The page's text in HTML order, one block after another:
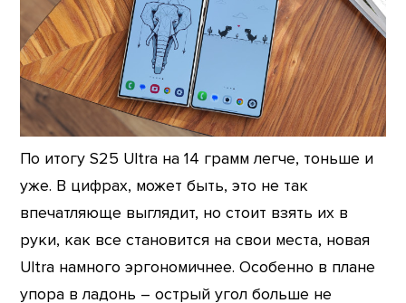
По итогу S25 Ultra на 14 грамм легче, тоньше и
уже. В цифрах, может быть, это не так
впечатляюще выглядит, но стоит взять их в
руки, как все становится на свои места, новая
Ultra намного эргономичнее. Особенно в плане
упора в ладонь – острый угол больше не